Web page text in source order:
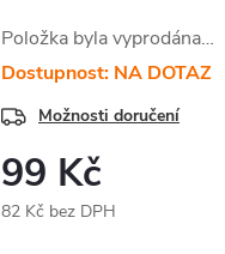
Položka byla vyprodána…
Dostupnost: NA DOTAZ
Možnosti doručení
99 Kč
82 Kč bez DPH